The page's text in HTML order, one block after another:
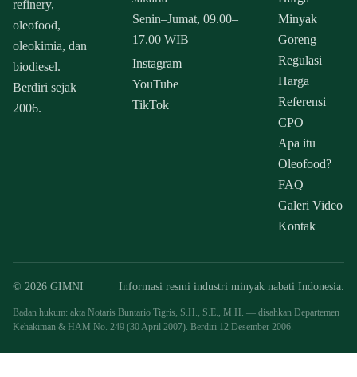
refinery,
oleofood,
oleokimia, dan
biodiesel.
Berdiri sejak
2006.
Senin–Jumat, 09.00–
17.00 WIB
Instagram
YouTube
TikTok
Minyak
Goreng
Regulasi
Harga
Referensi
CPO
Apa itu
Oleofood?
FAQ
Galeri Video
Kontak
© 2026 GIMNI Informasi resmi industri minyak nabati Indonesia.
Badan hukum: akta Notaris Buntario Tigris, S.H., S.E., M.H. — disahkan Departemen
Kehakiman & HAM No. 249 (30 April 2007). Berdiri 12 Desember 2006.